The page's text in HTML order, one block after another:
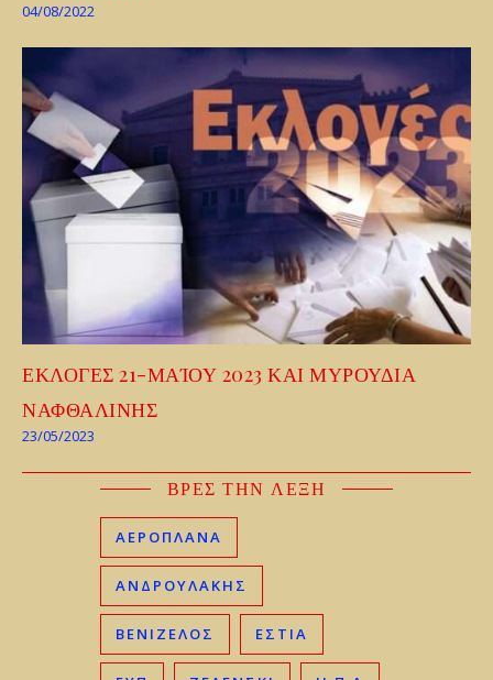
04/08/2022
ΕΚΛΟΓΕΣ 21-ΜΑΊΟΥ 2023 ΚΑΙ ΜΥΡΟΥΔΙΑ
ΝΑΦΘΑΛΙΝΗΣ
23/05/2023
ΒΡΕΣ ΤΗΝ ΛΕΞΗ
ΑΕΡΟΠΛΑΝΑ
ΑΝΔΡΟΥΛΑΚΗΣ
ΒΕΝΙΖΈΛΟΣ ΕΣΤΙΑ